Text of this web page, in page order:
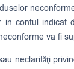
in contul indicat
va fi
neclarităţi